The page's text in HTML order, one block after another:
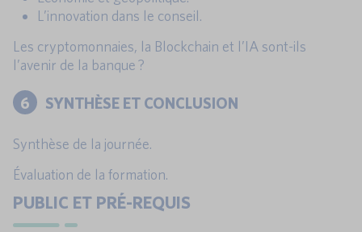
L’innovation dans le conseil.
Les cryptomonnaies, la Blockchain et l’IA sont-ils
l’avenir de la banque ?
6 SYNTHÈSE ET CONCLUSION
Synthèse de la journée.
Évaluation de la formation.
PUBLIC ET PRÉ-REQUIS